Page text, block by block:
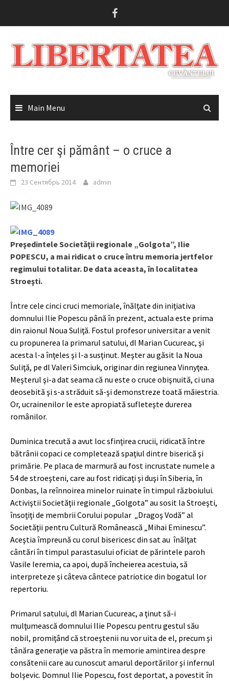
Main Menu
Între cer şi pământ – o cruce a
memoriei
23 Сентябрь 2014 admin
Preşedintele Societăţii regionale „Golgota”, Ilie
POPESCU, a mai ridicat o cruce întru memoria jertfelor
regimului totalitar. De data aceasta, în localitatea
Stroeşti.
Între cele cinci cruci memoriale, înălţate din iniţiativa
domnului Ilie Popescu până în prezent, actuala este prima
din raionul Noua Suliţă. Fostul profesor universitar a venit
cu propunerea la primarul satului, dl Marian Cucureac, şi
acesta l-a înţeles şi l-a susţinut. Meşter au găsit la Noua
Suliţă, pe dl Valeri Simciuk, originar din regiunea Vinnyţea.
Meşterul şi-a dat seama că nu este o cruce obişnuită, ci una
deosebită şi s-a străduit să-şi demonstreze toată măiestria.
Or, ucrainenilor le este apropiată sufleteşte durerea
românilor.
Duminica trecută a avut loc sfinţirea crucii, ridicată între
bătrânii copaci ce completează spaţiul dintre biserică şi
primărie. Pe placa de marmură au fost incrustate numele a
54 de stroeşteni, care au fost ridicaţi şi duşi în Siberia, în
Donbas, la reînnoirea minelor ruinate în timpul războiului.
Activiştii Societăţii regionale „Golgota” au sosit la Stroeşti,
însoţiţi de membrii Corului popular „Dragoş Vodă” al
Societăţii pentru Cultură Românească „Mihai Eminescu”.
Aceştia împreună cu corul bisericesc din sat au înălţat
cântări în timpul parastasului oficiat de părintele paroh
Vasile Ieremia, ca apoi, după încheierea acestuia, să
interpreteze şi câteva cântece patriotice din bogatul lor
repertoriu.
Primarul satului, dl Marian Cucureac, a ţinut să-i
mulţumească domnului Ilie Popescu pentru gestul său
nobil, promiţând că stroeştenii nu vor uita de el, precum şi
tânăra generaţie va păstra în memorie amintirea despre
consătenii care au cunoscut amarul deportărilor şi infernul
bolşevic. Domnul Ilie Popescu, fost deportat, a povestit în